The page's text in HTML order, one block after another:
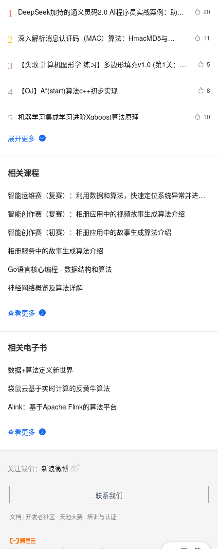
1
DeepSeek加持的通义灵码2.0 AI程序员实战案例：助力
20
2 深入解析消息认证码（MAC）算法：HmacMD5与
11
3
【头歌 计算机图形学 练习】多边形填充v1.0 (第1关：扫
3关：区域四连通种子填充算法 第4关：区域扫描线种子
5
4 【OJ】A*(start)算法c++初步实现 8
5 机器学习集成学习进阶Xgboost算法原理 10
6
【滤波跟踪】基于卡尔曼滤波算法实现飞行物体运动轨迹
7 Console-算法[for,if,break]-五个好朋友分苹果
8 数组求和算法系列
10动画 | 什么是基数排序？| 算法必看系列四十
相关课程
查看更多
智能运维赛（复赛）：利用数据和算法，快速定位系统异常并进行根因分析
智能创作赛（复赛）：相册应用中的视频故事生成算法介绍
智能创作赛（初赛）：相册应用中的故事生成算法介绍
相册服务中的故事生成算法介绍
Go语言核心编程 - 数据结构和算法
神经网络概览及算法详解
相关电子书
查看更多
数据+算法定义新世界
袋鼠云基于实时计算的反黄牛算法
Alink：基于Apache Flink的算法平台
关注我们： 新浪微博
联系我们
文档 | 开发者社区 | 天池大赛 | 培训与认证